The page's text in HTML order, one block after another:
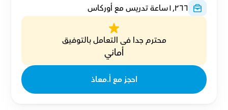
١,٢٦٦ساعة تدريس مع أوركاس
محترم جدا فى التعامل بالتوفيق
أماني
احجز مع أ.معاذ